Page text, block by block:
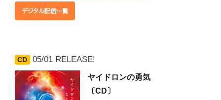
裁 紫央総裁補佐 御成婚十周年
2.「天御祖神の降臨
―Renewal ver.」（歌 伊藤
純）
デジタル配信一覧
CD 05/01 RELEASE!
ヤイドロンの勇気
〔CD〕